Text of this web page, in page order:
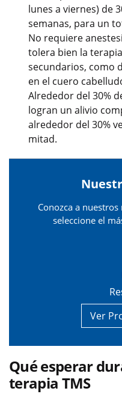
lunes a viernes) de
semanas, para un
No requiere
tolera bien la
secundarios, como
en el cuero
Alrededor del 30%
logran un alivio
alrededor del 30%
mitad.
Ver
Conozca a
seleccione el
Qué esperar
terapia TMS